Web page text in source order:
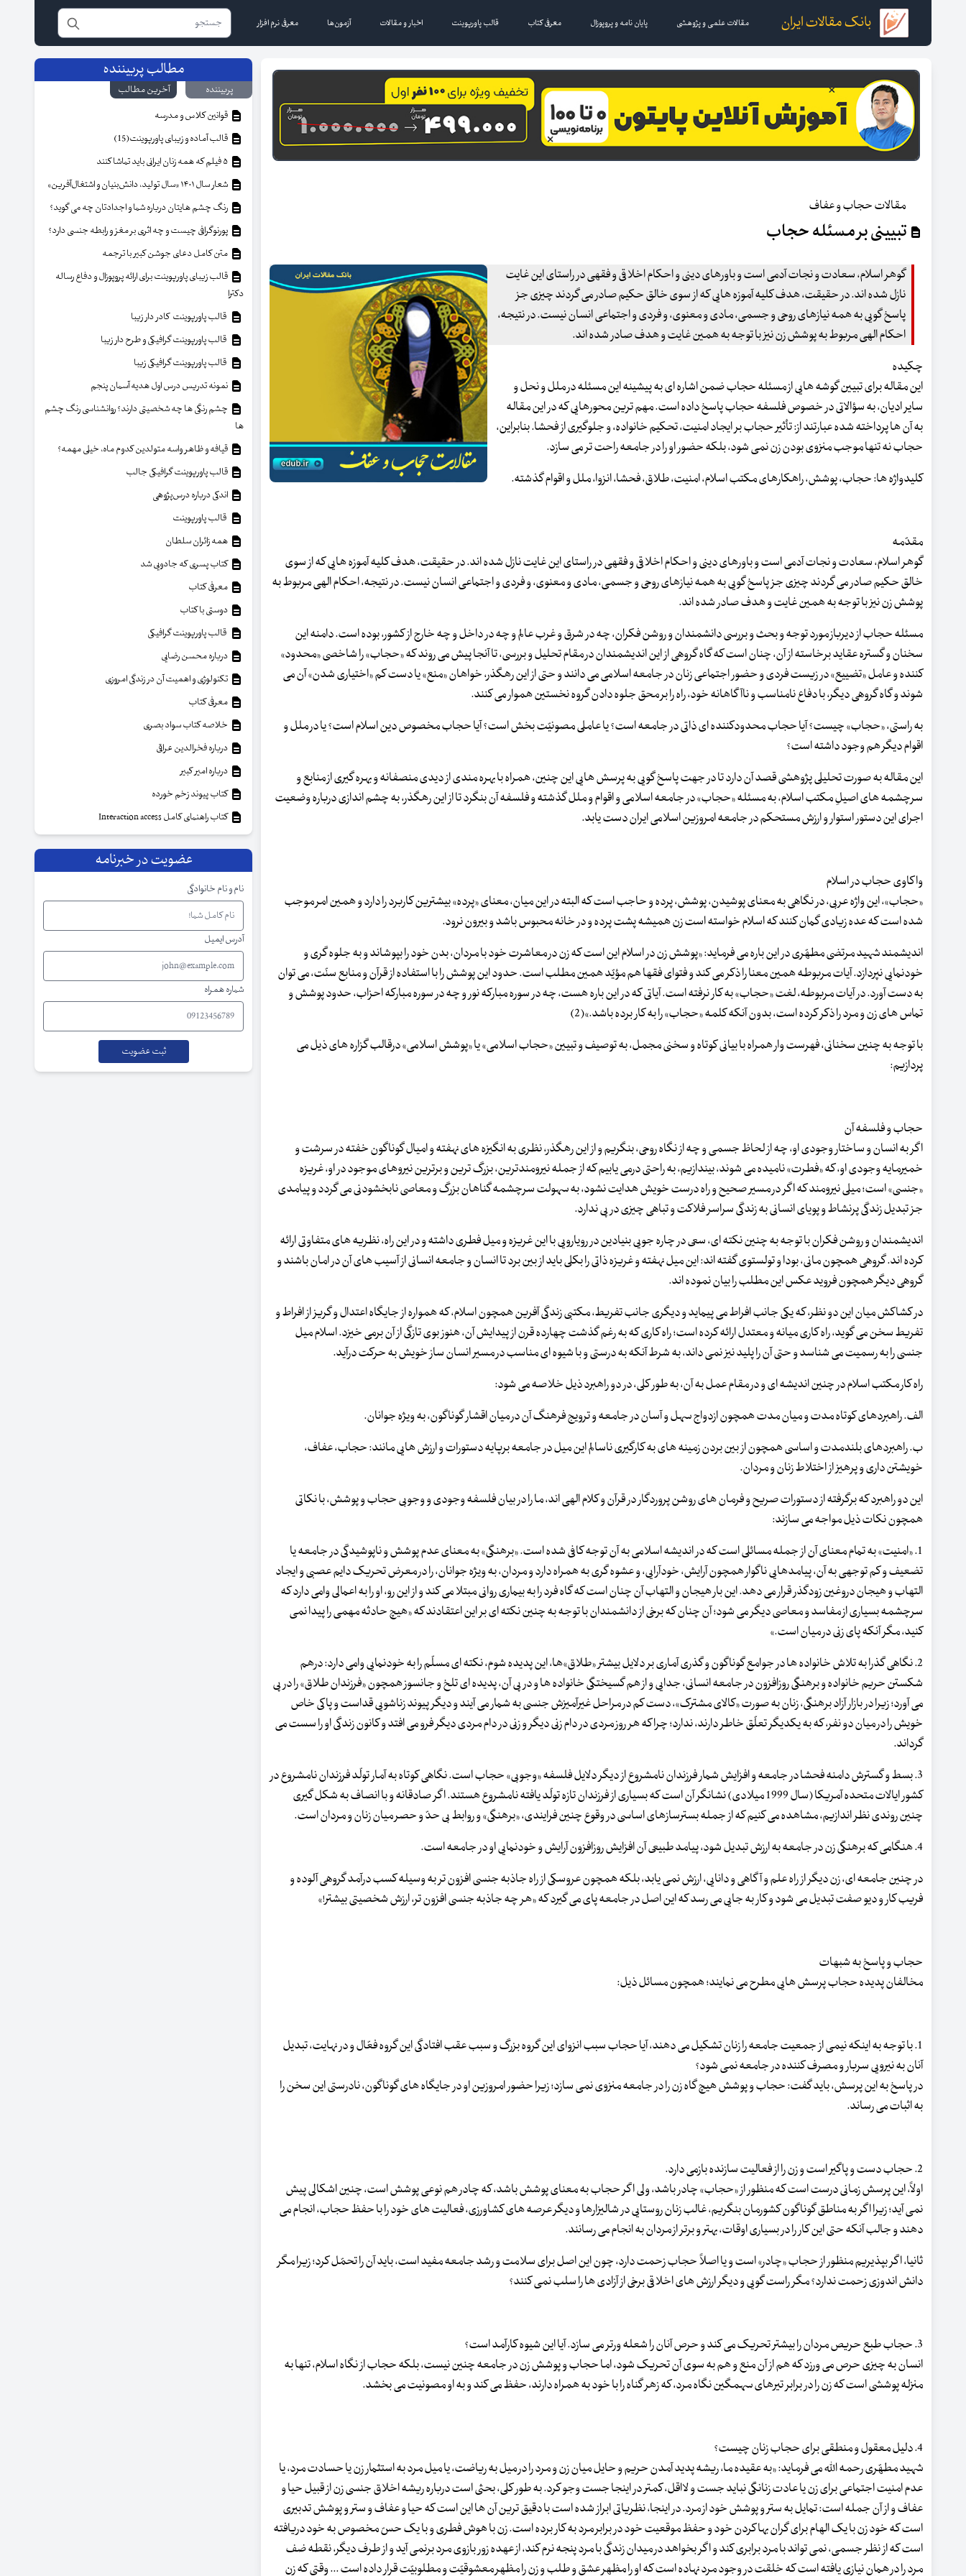
بانک مقالات ایران مقالات علمی و پژوهشی پایان نامه و پروپوزال معرفی کتاب قالب پاورپوینت اخبار و مقالات آزمون‌ها معرفی نرم افزار
مقالات حجاب و عفاف
تبیینی بر مسئله حجاب
گوهر اسلام، سعادت و نجات آدمی است و باورهای دینی و احکام اخلاقی و فقهی در راستای این غایت
نازل شده اند. در حقیقت، هدف کلیه آموزه هایی که از سوی خالق حکیم صادر می گردند چیزی جز
پاسخ گویی به همه نیازهای روحی و جسمی، مادی و معنوی، و فردی و اجتماعی انسان نیست. در نتیجه،
احکام الهی مربوط به پوشش زن نیز با توجه به همین غایت و هدف صادر شده اند.
چکیده
این مقاله برای تبیین گوشه هایی از مسئله حجاب ضمن اشاره ای به پیشینه این مسئله در ملل و نحل و
سایر ادیان، به سؤالاتی در خصوص فلسفه حجاب پاسخ داده است. مهم ترین محورهایی که در این مقاله
به آن ها پرداخته شده عبارتند از: تأثیر حجاب بر ایجاد امنیت، تحکیم خانواده، و جلوگیری از فحشا. بنابراین،
حجاب نه تنها موجب منزوی بودن زن نمی شود، بلکه حضور او را در جامعه راحت تر می سازد.
کلیدواژه ها: حجاب، پوشش، راهکارهای مکتب اسلام، امنیت، طلاق، فحشا، انزوا، ملل و اقوام گذشته.
مقدّمه
گوهر اسلام، سعادت و نجات آدمی است و باورهای دینی و احکام اخلاقی و فقهی در راستای این غایت نازل شده اند. در حقیقت، هدف کلیه آموزه هایی که از سوی
خالق حکیم صادر می گردند چیزی جز پاسخ گویی به همه نیازهای روحی و جسمی، مادی و معنوی، و فردی و اجتماعی انسان نیست. در نتیجه، احکام الهی مربوط به
پوشش زن نیز با توجه به همین غایت و هدف صادر شده اند.
مسئله حجاب از دیرباز مورد توجه و بحث و بررسی دانشمندان و روشن فکران، چه در شرق و غرب عالم و چه در داخل و چه خارج از کشور، بوده است. دامنه این
سخنان و گستره عقاید برخاسته از آن، چنان است که گاه گروهی از این اندیشمندان در مقام تحلیل و بررسی، تا آنجا پیش می روند که «حجاب» را شاخصی «محدود»
کننده و عامل «تضییع» در زیست فردی و حضور اجتماعی زنان در جامعه اسلامی می دانند و حتی از این رهگذر، خواهان «منع» یا دست کم «اختیاری شدن» آن می
شوند و گاه گروهی دیگر، با دفاع نامناسب و ناآگاهانه خود، راه را بر محق جلوه دادن گروه نخستین هموار می کنند.
به راستی، «حجاب» چیست؟ آیا حجاب محدودکننده ای ذاتی در جامعه است؟ یا عاملی مصونیّت بخش است؟ آیا حجاب مخصوص دین اسلام است؟ یا در ملل و
اقوام دیگر هم وجود داشته است؟
این مقاله به صورت تحلیلی پژوهشی قصد آن دارد تا در جهت پاسخ گویی به پرسش هایی این چنین، همراه با بهره مندی از دیدی منصفانه و بهره گیری از منابع و
سرچشمه های اصیلِ مکتب اسلام، به مسئله «حجاب» در جامعه اسلامی و اقوام و ملل گذشته و فلسفه آن بنگرد تا از این رهگذر، به چشم اندازی درباره وضعیت
اجرای این دستور استوار و ارزش مستحکم در جامعه امروزین اسلامی ایران دست یابد.
واکاوی حجاب در اسلام
«حجاب»، این واژه عربی، در نگاهی به معنای پوشیدن، پوشش، پرده و حاجب است که البته در این میان، معنای «پرده» بیشترین کاربرد را دارد و همین امر موجب
شده است که عده زیادی گمان کنند که اسلام خواسته است زن همیشه پشت پرده و در خانه محبوس باشد و بیرون نرود.
اندیشمند شهید مرتضی مطهّری در این باره می فرماید: «پوشش زن در اسلام این است که زن در معاشرت خود با مردان، بدن خود را بپوشاند و به جلوه گری و
خودنمایی نپردازد. آیات مربوطه همین معنا را ذکر می کند و فتوای فقها هم مؤیّد همین مطلب است. حدود این پوشش را با استفاده از قرآن و منابع سنّت، می توان
به دست آورد. در آیات مربوطه، لغت «حجاب» به کار نرفته است. آیاتی که در این باره هست، چه در سوره مبارکه نور و چه در سوره مبارکه احزاب، حدود پوشش و
تماس های زن و مرد را ذکر کرده است، بدون آنکه کلمه «حجاب» را به کار برده باشد.»(2)
با توجه به چنین سخنانی، فهرست وار همراه با بیانی کوتاه و سخنی مجمل، به توصیف و تبیین «حجاب اسلامی» یا «پوشش اسلامی» درقالب گزاره های ذیل می
پردازیم:
حجاب و فلسفه آن
اگر به انسان و ساختار وجودی او، چه از لحاظ جسمی و چه از نگاه روحی، بنگریم و از این رهگذر، نظری به انگیزه های نهفته و امیال گوناگون خفته در سرشت و
خمیرمایه وجودی او، که «فطرت» نامیده می شوند، بیندازیم، به راحتی درمی یابیم که از جمله نیرومندترین، بزرگ ترین و برترین نیروهای موجود در او، غریزه
«جنسی» است؛ میلی نیرومند که اگر در مسیر صحیح و راه درست خویش هدایت نشود، به سهولت سرچشمه گناهان بزرگ و معاصی نابخشودنی می گردد و پیامدی
جز تبدیل زندگی پرنشاط و پویای انسانی به زندگی سراسر فلاکت و تباهی چیزی در پی ندارد.
اندیشمندان و روشن فکران با توجه به چنین نکته ای، سعی در چاره جویی بنیادین در رویارویی با این غریزه و میل فطری داشته و در این راه، نظریه های متفاوتی ارائه
کرده اند. گروهی همچون مانی، بودا و تولستوی گفته اند: این میل نهفته و غریزه ذاتی را بکلی باید از بین برد تا انسان و جامعه انسانی از آسیب های آن در امان باشند و
گروهی دیگر همچون فروید عکس این مطلب را بیان نموده اند.
در کشاکش میان این دو نظر، که یکی جانب افراط می پیماید و دیگری جانب تفریط، مکتبی زندگی آفرین همچون اسلام، که همواره از جایگاه اعتدال و گریز از افراط و
تفریط سخن می گوید، راه کاری میانه و معتدل ارائه کرده است؛ راه کاری که به رغم گذشت چهارده قرن از پیدایش آن، هنوز بوی تازگی از آن برمی خیزد. اسلام میل
جنسی را به رسمیت می شناسد و حتی آن را پلید نیز نمی داند، به شرط آنکه به درستی و با شیوه ای مناسب در مسیر انسان ساز خویش به حرکت درآید.
راه کار مکتب اسلام در چنین اندیشه ای و در مقام عمل به آن، به طور کلی، در دو راهبرد ذیل خلاصه می شود:
الف. راهبردهای کوتاه مدت و میان مدت همچون ازدواج سهل و آسان در جامعه و ترویج فرهنگ آن در میان اقشار گوناگون، به ویژه جوانان.
ب. راهبردهای بلندمدت و اساسی همچون از بین بردن زمینه های به کارگیری ناسالم این میل در جامعه برپایه دستورات و ارزش هایی مانند: حجاب، عفاف،
خویشتن داری و پرهیز از اختلاط زنان و مردان.
این دو راهبرد که برگرفته از دستورات صریح و فرمان های روشن پروردگار در قرآن و کلام الهی اند، ما را در بیان فلسفه وجودی و وجوبی حجاب و پوشش، با نکاتی
همچون نکات ذیل مواجه می سازند:
1. «امنیت» به تمام معنای آن از جمله مسائلی است که در اندیشه اسلامی به آن توجه کافی شده است. «برهنگی» به معنای عدم پوشش و ناپوشیدگی در جامعه یا
تضعیف و کم توجهی به آن، پیامدهایی ناگوار همچون آرایش، خودآرایی، و عشوه گری به همراه دارد و مردان، به ویژه جوانان، را در معرض تحریک دایم عصبی و ایجاد
التهاب و هیجان دروغین زودگذر قرار می دهد. این بار هیجان و التهاب آن چنان است که گاه فرد را به بیماری روانی مبتلا می کند و از این رو، او را به اعمالی وامی دارد که
سرچشمه بسیاری از مفاسد و معاصی دیگر می شود؛ آن چنان که برخی از دانشمندان با توجه به چنین نکته ای بر این اعتقادند که «هیچ حادثه مهمی را پیدا نمی
کنید، مگر آنکه پای زنی در میان است.»
2. نگاهی گذرا به تلاش خانواده ها در جوامع گوناگون و گذری آماری بر دلایل بیشتر «طلاق»ها، این پدیده شوم، نکته ای مسلّم را به خودنمایی وامی دارد: درهم
شکستن حریم خانواده و برهنگی روزافزون در جامعه انسانی، جدایی و از هم گسیختگی خانواده ها و در پی آن، پدیده ای تلخ و جانسوز همچون «فرزندان طلاق» را در پی
می آورد؛ زیرا در بازار آزاد برهنگی، زنان به صورت «کالای مشترک»، دست کم در مراحل غیرآمیزش جنسی به شمار می آیند و دیگر پیوند زناشویی قداست و پاکی خاص
خویش را در میان دو نفر، که به یکدیگر تعلّق خاطر دارند، ندارد؛ چرا که هر روز مردی در دام زنی دیگر و زنی در دام مردی دیگر فرو می افتد و کانون زندگی او را سست می
گرداند.
3. بسط و گسترش دامنه فحشا در جامعه و افزایش شمار فرزندان نامشروع از دیگر دلایل فلسفه «وجوبی» حجاب است. نگاهی کوتاه به آمار تولّد فرزندان نامشروع در
کشور ایالات متحده آمریکا (سال 1999 میلادی) نشانگر آن است که بسیاری از فرزندان تازه تولّد یافته نامشروع هستند. اگر صادقانه و با انصاف به شکل گیری
چنین روندی نظر اندازیم، مشاهده می کنیم که از جمله بسترسازهای اساسی در وقوع چنین فرایندی، «برهنگی» و روابط بی حدّ و حصر میان زنان و مردان است.
4. هنگامی که برهنگی زن در جامعه به ارزش تبدیل شود، پیامد طبیعی آن افزایش روزافزون آرایش و خودنمایی او در جامعه است.
در چنین جامعه ای، زن دیگر از راه علم و آگاهی و دانایی، ارزش نمی یابد، بلکه همچون عروسکی از راه جاذبه جنسی افزون تر به وسیله کسب درآمد گروهی آلوده و
فریب کار و دیو صفت تبدیل می شود و کار به جایی می رسد که این اصل در جامعه پای می گیرد که «هر چه جاذبه جنسی افزون تر، ارزش شخصیتی بیشتر!»
حجاب و پاسخ به شبهات
مخالفان پدیده حجاب پرسش هایی مطرح می نمایند؛ همچون مسائل ذیل:
1. با توجه به اینکه نیمی از جمعیت جامعه را زنان تشکیل می دهند، آیا حجاب سبب انزوای این گروه بزرگ و سبب عقب افتادگی این گروه فعّال و در نهایت، تبدیل
آنان به نیرویی سربار و مصرف کننده در جامعه نمی شود؟
در پاسخ به این پرسش، باید گفت: حجاب و پوشش هیچ گاه زن را در جامعه منزوی نمی سازد؛ زیرا حضور امروزین او در جایگاه های گوناگون، نادرستی این سخن را
به اثبات می رساند.
2. حجاب دست و پاگیر است و زن را از فعالیت سازنده بازمی دارد.
اولاً، این پرسش زمانی درست است که منظور از «حجاب» چادر باشد، ولی اگر حجاب به معنای پوشش باشد، که چادر هم نوعی پوشش است، چنین اشکالی پیش
نمی آید؛ زیرا اگر به مناطق گوناگون کشورمان بنگریم، غالب زنان روستایی در شالیزارها و دیگر عرصه های کشاورزی، فعالیت های خود را با حفظ حجاب، انجام می
دهند و جالب آنکه حتی این کار را در بسیاری اوقات، بهتر و برتر از مردان به انجام می رسانند.
ثانیا، اگر بپذیریم منظور از حجاب «چادر» است و یا اصلاً حجاب زحمت دارد، چون این اصل برای سلامت و رشد جامعه مفید است، باید آن را تحمّل کرد؛ زیرا مگر
دانش اندوزی زحمت ندارد؟ مگر راست گویی و دیگر ارزش های اخلاقی برخی از آزادی ها را سلب نمی کنند؟
3. حجاب طبع حریص مردان را بیشتر تحریک می کند و حرص آنان را شعله ورتر می سازد. آیا این شیوه کارآمد است؟
انسان به چیزی حرص می ورزد که هم از آن منع و هم به سوی آن تحریک شود، اما حجاب و پوشش زن در جامعه چنین نیست، بلکه حجاب از نگاه اسلام، تنها به
منزله پوششی است که زن را در برابر تیرهای سهمگین نگاه مرد، که زهر گناه را با خود به همراه دارند، حفظ می کند و به او مصونیت می بخشد.
4. دلیل معقول و منطقی برای حجاب زنان چیست؟
شهید مطهّری رحمه الله می فرماید: «به عقیده ما، ریشه پدید آمدن حریم و حایل میان زن و مرد را در میل به ریاضت، یا میل مرد به استثمار زن یا حسادت مرد، یا
عدم امنیت اجتماعی برای زن یا عادت زنانگی نباید جست و لااقل، کمتر در اینجا جست وجو کرد. به طور کلی، بحثی است درباره ریشه اخلاق جنسی زن از قبیل حیا و
عفاف و از آن جمله است: تمایل به ستر و پوشش خود از مرد. در اینجا، نظریاتی ابراز شده است با دقیق ترین آن ها این است که حیا و عفاف و ستر و پوشش تدبیری
است که خود زن با یک الهام برای گران بها کردن خود و حفظ موقعیت خود در برابر مرد به کار برده است. زن با هوش فطری و با یک حسّ مخصوص به خود دریافته
است که از نظر جسمی، نمی تواند با مرد برابری کند و اگر بخواهد در میدان زندگی با مرد پنجه نرم کند، از عهده زور بازوی مرد برنمی آید و از طرف دیگر، نقطه ضف
مرد را در همان نیازی یافته است که خلقت در وجود مرد نهاده است که او را مظهر عشق و طلب و زن را مظهر معشوقیّت و مطلوبیّت قرار داده است ... وقتی که زن
مطالب پربیننده
پربیننده
آخرین مطالب
قوانین کلاس و مدرسه
قالب آماده و زیبای پاورپوینت(15)
شعار سال ۱۴۰۱ «سال تولید، دانش‌بنیان و اشتغال‌آفرین»
رنگ چشم هایتان درباره شما و اجدادتان چه می گوید؟
پورنوگرافی چیست و چه اثری بر مغز و رابطه جنسی دارد؟
متن کامل دعای جوشن کبیر با ترجمه
قالب زیبای پاورپوینت برای ارائه پروپوزال و دفاع رساله
دکترا
قالب پاورپوینت کادر دار زیبا
قالب پاورپوینت گرافیکی و طرح دار زیبا
قالب پاورپوینت گرافیکی زیبا
نمونه تدریس درس اول هدیه آسمان پنجم
چشم رنگی ها چه شخصیتی دارند؟ روانشناسی رنگ چشم
ها
قیافه و ظاهر واسه متولدین کدوم ماه، خیلی مهمه؟
قالب پاورپوینت گرافیکی جالب
اندکی درباره درس‌پژوهی
قالب پاورپوینت
همه زائران سلطان
کتاب پسری که جادویی شد
معرفی کتاب
دوستی با کتاب
قالب پاورپوینت گرافیکی
درباره محسن رضایی
تکنولوژی و اهمیت آن در زندگی امروزی
معرفی کتاب
خلاصه کتاب سواد بصری
درباره فخرالدین عراقی
درباره امیر کبیر
کتاب پیوند زخم خورده
کتاب راهنمای کامل Interaction access
عضویت در خبرنامه
نام و نام خانوادگی
آدرس ایمیل
شماره همراه